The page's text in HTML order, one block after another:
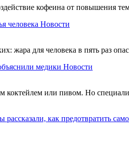
кофеина от повышения
человека Новости
жара для человека в пять раз
медики Новости
или пивом. Но
рассказали, как предотвратить